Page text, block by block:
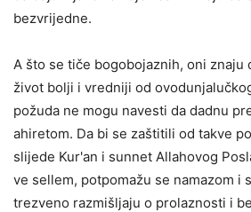
bezvrijedne.
A što se tiče bogobojaznih, oni znaju
život bolji i vredniji od
požuda ne mogu navesti da dadnu
ahiretom. Da bi se zaštitili od takve
slijede Kur'an i sunnet Allahovog
ve sellem, potpomažu se namazom i
trezveno razmišljaju o prolaznosti i